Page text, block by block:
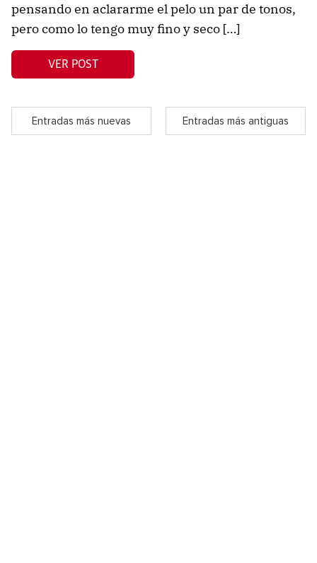
pensando en aclararme el pelo un par de tonos,
pero como lo tengo muy fino y seco […]
VER POST
Entradas más nuevas Entradas más antiguas